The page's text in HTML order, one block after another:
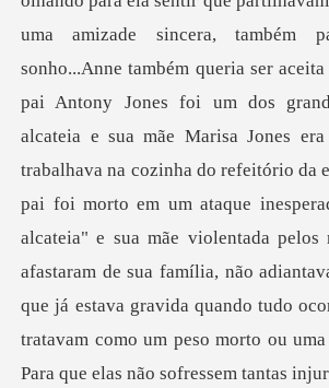
uma amizade sincera, também
sonho...Anne também queria ser
pai Antony Jones foi um dos
alcateia e sua mãe Marisa Jones